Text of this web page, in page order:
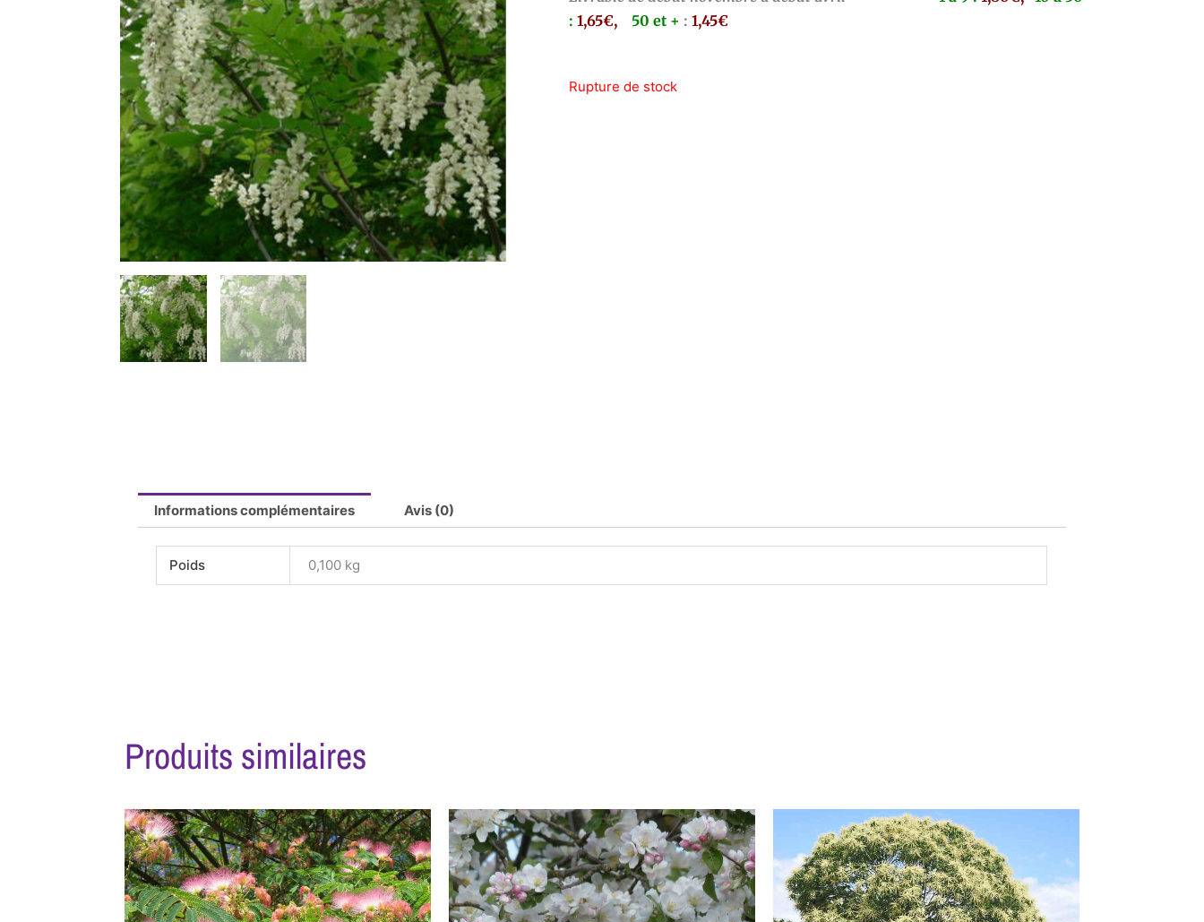
: 1,65€, 50 et + : 1,45€
Rupture de stock
Informations complémentaires Avis (0)
Poids 0,100 kg
Produits similaires